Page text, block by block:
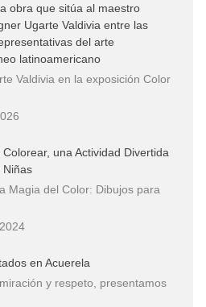
obra que sitúa al maestro
Ugarte Valdivia entre las
del arte
latinoamericano
Valdivia en la exposición Color
una Actividad Divertida
Niñas
Magia del Color: Dibujos para
en Acuerela
y respeto, presentamos